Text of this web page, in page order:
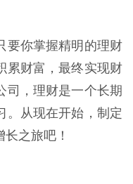
要你掌握精明的理财
累财富，最终实现财
司，理财是一个长期
。从现在开始，制定
之旅吧！